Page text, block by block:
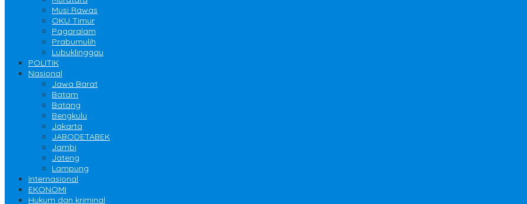
Musi Rawas
OKU Timur
Pagaralam
Prabumulih
Lubuklinggau
POLITIK
Nasional
Jawa Barat
Batam
Batang
Bengkulu
Jakarta
JABODETABEK
Jambi
Jateng
Lampung
Internasional
EKONOMI
Hukum dan kriminal